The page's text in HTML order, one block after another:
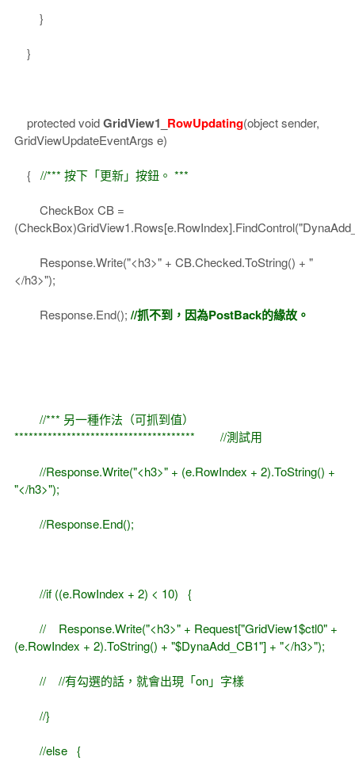
}
}
protected voidGridView1_ RowUpdating(object sender,
GridViewUpdateEventArgs e)
{ //*** 按下「更新」按鈕。 ***
CheckBox CB =
Response.Write("<h3>" + CB.Checked.ToString() + "
</h3>");
Response.End(); //抓不到，因為PostBack的緣故。
//*** 另一種作法（可抓到值）
************************************** //測試用
//Response.Write("<h3>" + (e.RowIndex + 2).ToString() +
"</h3>");
//Response.End();
//if ((e.RowIndex + 2) < 10) {
// Response.Write("<h3>" + Request["GridView1$ctl0" +
(e.RowIndex + 2).ToString() + "$DynaAdd_CB1"] + "</h3>");
// //有勾選的話，就會出現「on」字樣
//}
//else{